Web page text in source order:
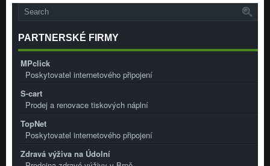
PARTNERSKÉ FIRMY
MPclick
Poskytovatel internetového připojení
S-cart
Prodej a renovace tiskových náplní
TopNet
Poskytovatel internetového připojení
Zdravá výživa na Údolní